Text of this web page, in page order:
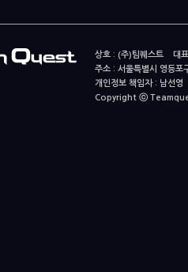
상호 : (주)팀퀘스트 대
주소 : 서울특별시 영등
개인정보 책임자 : 남
Copyright ⓒ